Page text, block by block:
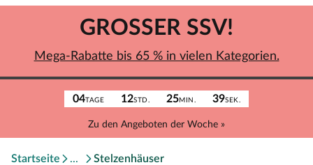
04TAGE 12STD. 25MIN. 39SEK.
Zu den Angeboten der Woche »
GROSSER SSV!
Mega-Rabatte bis 65 % in vielen Kategorien.
Startseite Stelzenhäuser